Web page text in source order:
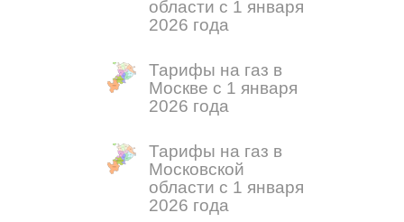
области с 1 января
2026 года
Тарифы на газ в
Москве с 1 января
2026 года
Тарифы на газ в
Московской
области с 1 января
2026 года